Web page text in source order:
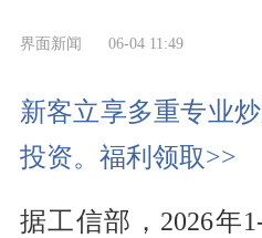
界面新闻 06-04 11:49
新客立享多重专业
投资。福利领取>>
据工信部，2026年